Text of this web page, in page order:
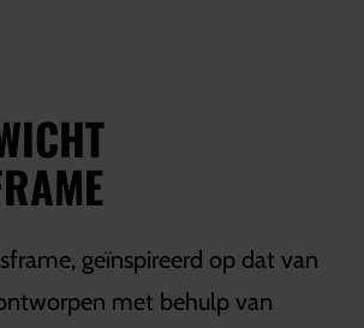
geïnspireerd op dat van
met behulp van